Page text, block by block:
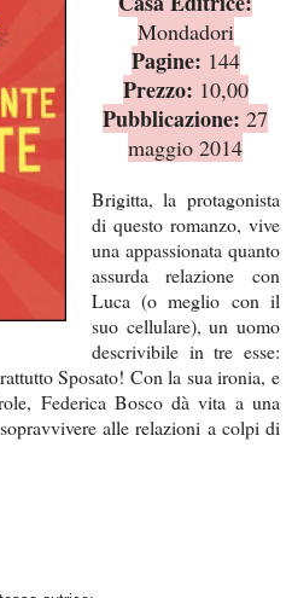
Mondadori
Pagine: 144
Prezzo: 10,00
Pubblicazione: 27
maggio 2014
Brigitta, la protagonista
di questo romanzo, vive
una appassionata quanto
assurda relazione con
Luca (o meglio con il
suo cellulare), un uomo
descrivibile in tre esse:
Sposato! Con la sua ironia, e
Federica Bosco dà vita a una
alle relazioni a colpi di